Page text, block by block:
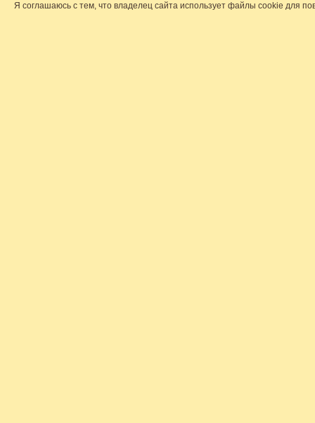
Я соглашаюсь с тем, что владелец сайта использует файлы cookie для